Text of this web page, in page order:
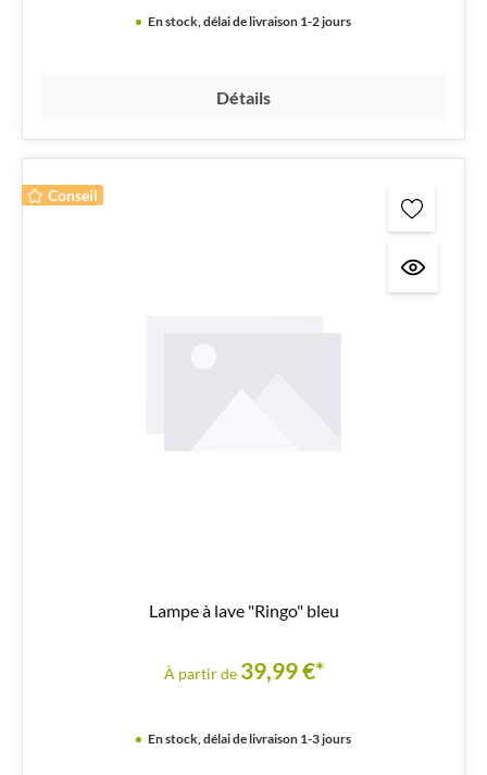
En stock, délai de livraison 1-2 jours
Détails
Conseil
Lampe à lave "Ringo" bleu
À partir de 39,99 €*
En stock, délai de livraison 1-3 jours